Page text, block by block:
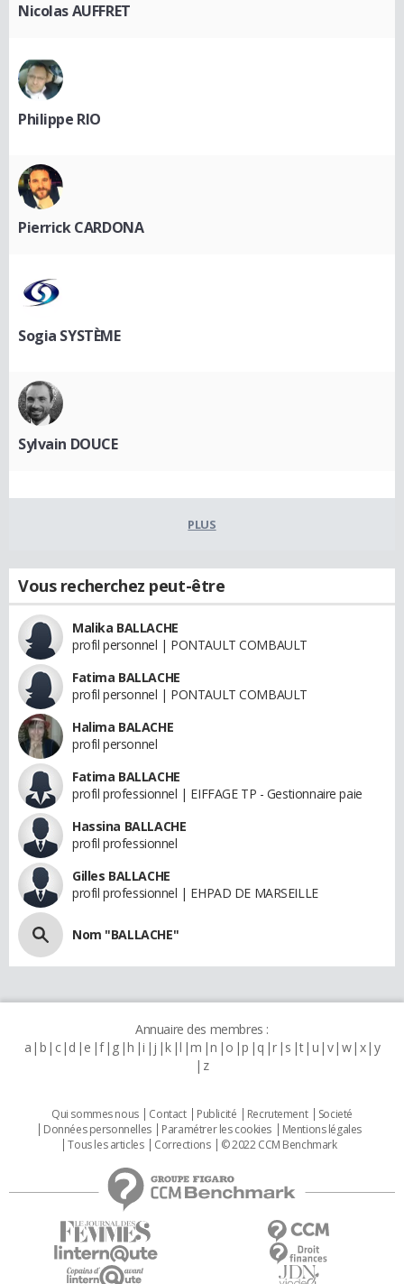
Nicolas AUFFRET
Philippe RIO
Pierrick CARDONA
Sogia SYSTÈME
Sylvain DOUCE
PLUS
Vous recherchez peut-être
Malika BALLACHE
profil personnel | PONTAULT COMBAULT
Fatima BALLACHE
profil personnel | PONTAULT COMBAULT
Halima BALACHE
profil personnel
Fatima BALLACHE
profil professionnel | EIFFAGE TP - Gestionnaire paie
Hassina BALLACHE
profil professionnel
Gilles BALLACHE
profil professionnel | EHPAD DE MARSEILLE
Nom "BALLACHE"
Annuaire des membres :
a b c d e f g h i j k l m n o p q r s t u v w x y
z
Qui sommes nous Contact Publicité Recrutement
Societé
Données personnelles
Paramétrer les cookies
Mentions légales
Tous les articles
Corrections © 2022 CCM Benchmark